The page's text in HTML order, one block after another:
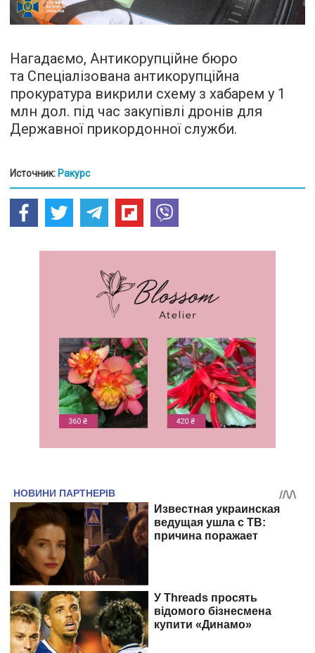
Нагадаємо, Антикорупційне бюро
та Спеціалізована антикорупційна
прокуратура викрили схему з хабарем у 1
млн дол. під час закупівлі дронів для
Державної прикордонної служби.
Источник: Ракурс